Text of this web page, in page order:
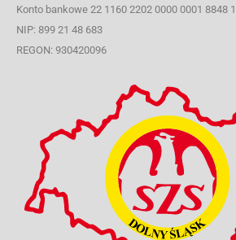
Konto bankowe 22 1160 2202 0000 0001 8848
NIP: 899 21 48 683
REGON: 930420096